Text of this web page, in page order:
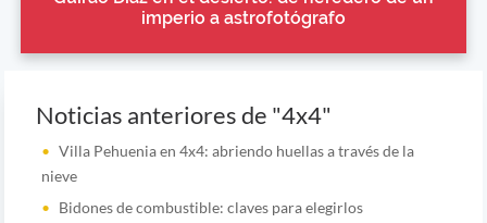
imperio a astrofotógrafo
Noticias anteriores de "4x4"
Villa Pehuenia en 4x4: abriendo huellas a través de la
nieve
Bidones de combustible: claves para elegirlos